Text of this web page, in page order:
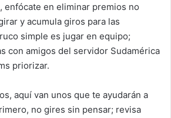
enfócate en eliminar premios no
y acumula giros para las
simple es jugar en equipo;
con amigos del servidor Sudamérica
priorizar.
aquí van unos que te ayudarán a
no gires sin pensar; revisa